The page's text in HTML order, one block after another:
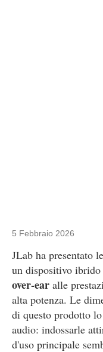
5 Febbraio 2026
JLab ha presentato le
un dispositivo
over-ear alle
alta potenza. Le
di questo prodotto
audio: indossarle
d'uso principale